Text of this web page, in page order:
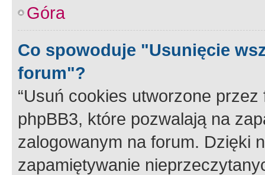
Góra
Co spowoduje "Usunięcie
forum"?
“Usuń cookies utworzone
phpBB3, które pozwalają na
zalogowanym na forum. Dzięki
zapamiętywanie